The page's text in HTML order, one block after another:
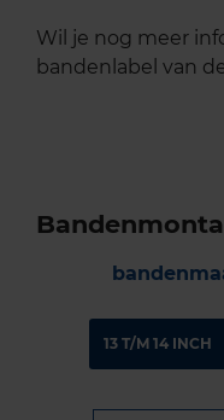
Wil je nog meer
bandenlabel van